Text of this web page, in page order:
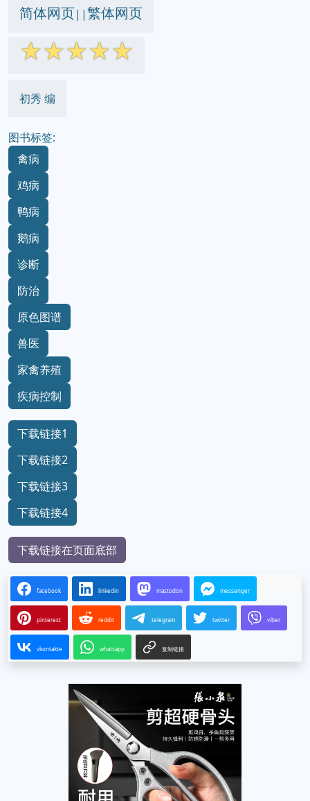
简体网页||繁体网页
☆☆☆☆☆
初秀 编
图书标签:
禽病
鸡病
鸭病
鹅病
诊断
防治
原色图谱
兽医
家禽养殖
疾病控制
下载链接1
下载链接2
下载链接3
下载链接4
下载链接在页面底部
facebook linkedin mastodon messenger
pinterest reddit telegram twitter viber
vkontakte whatsapp 复制链接